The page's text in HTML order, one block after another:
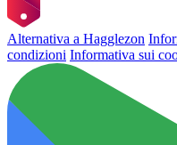
Alternativa a Hagglezon
condizioni Informativa sui